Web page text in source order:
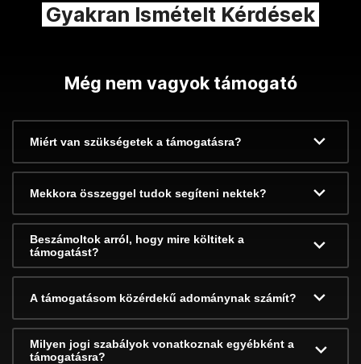
Gyakran Ismételt Kérdések
Még nem vagyok támogató
Miért van szükségetek a támogatásra?
Mekkora összeggel tudok segíteni nektek?
Beszámoltok arról, hogy mire költitek a
támogatást?
A támogatásom közérdekű adománynak számít?
Milyen jogi szabályok vonatkoznak egyébként a
támogatásra?